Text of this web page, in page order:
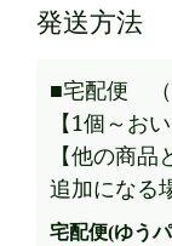
発送方法
■宅配便 （
【1個～お
【他の商
追加になる
宅配便(ゆう